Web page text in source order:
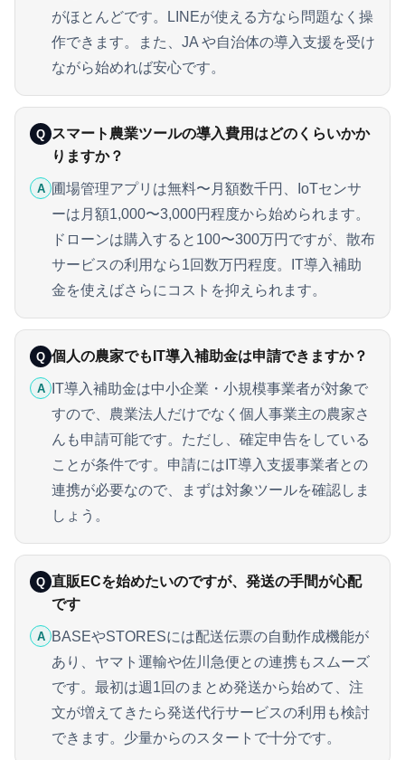
がほとんどです。LINEが使える方なら問題なく操
作できます。また、JA や自治体の導入支援を受け
ながら始めれば安心です。
Q スマート農業ツールの導入費用はどのくらいかか
りますか？
A
圃場管理アプリは無料〜月額数千円、IoTセンサ
ーは月額1,000〜3,000円程度から始められます。
ドローンは購入すると100〜300万円ですが、散布
サービスの利用なら1回数万円程度。IT導入補助
金を使えばさらにコストを抑えられます。
Q 個人の農家でもIT導入補助金は申請できますか？
A
IT導入補助金は中小企業・小規模事業者が対象で
すので、農業法人だけでなく個人事業主の農家さ
んも申請可能です。ただし、確定申告をしている
ことが条件です。申請にはIT導入支援事業者との
連携が必要なので、まずは対象ツールを確認しま
しょう。
Q 直販ECを始めたいのですが、発送の手間が心配
です
A
BASEやSTORESには配送伝票の自動作成機能が
あり、ヤマト運輸や佐川急便との連携もスムーズ
です。最初は週1回のまとめ発送から始めて、注
文が増えてきたら発送代行サービスの利用も検討
できます。少量からのスタートで十分です。